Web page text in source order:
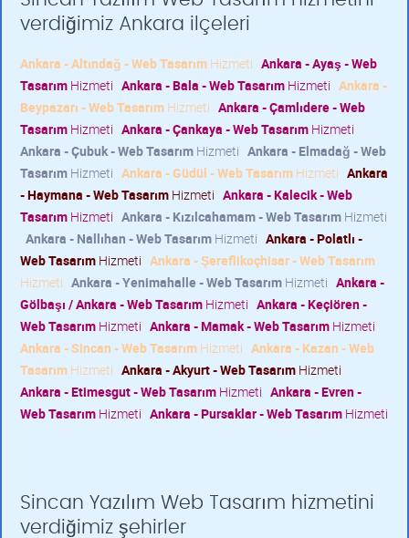
verdiğimiz Ankara ilçeleri
Ankara - Altındağ - Web Tasarım Hizmeti Ankara - Ayaş - Web
Tasarım Hizmeti Ankara - Bala - Web Tasarım Hizmeti Ankara -
Beypazarı - Web Tasarım Hizmeti Ankara - Çamlıdere - Web
Tasarım Hizmeti Ankara - Çankaya - Web Tasarım Hizmeti
Ankara - Çubuk - Web Tasarım Hizmeti Ankara - Elmadağ - Web
Tasarım Hizmeti Ankara - Güdül - Web Tasarım Hizmeti Ankara
- Haymana - Web Tasarım Hizmeti Ankara - Kalecik - Web
Tasarım Hizmeti Ankara - Kızılcahamam - Web Tasarım Hizmeti
Ankara - Nallıhan - Web Tasarım Hizmeti Ankara - Polatlı -
Web Tasarım Hizmeti Ankara - Şereflikoçhisar - Web Tasarım
Hizmeti Ankara - Yenimahalle - Web Tasarım Hizmeti Ankara -
Gölbaşı / Ankara - Web Tasarım Hizmeti Ankara - Keçiören -
Web Tasarım Hizmeti Ankara - Mamak - Web Tasarım Hizmeti
Ankara - Sincan - Web Tasarım Hizmeti Ankara - Kazan - Web
Tasarım Hizmeti Ankara - Akyurt - Web Tasarım Hizmeti
Ankara - Etimesgut - Web Tasarım Hizmeti Ankara - Evren -
Web Tasarım Hizmeti Ankara - Pursaklar - Web Tasarım Hizmeti
Sincan Yazılım Web Tasarım hizmetini
verdiğimiz şehirler